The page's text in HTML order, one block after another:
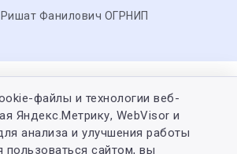
Фанилович ОГРНИП
файлы и технологии веб-
Яндекс.Метрику, WebVisor и
анализа и улучшения работы
сайтом, вы